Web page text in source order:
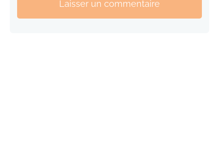
Laisser un commentaire